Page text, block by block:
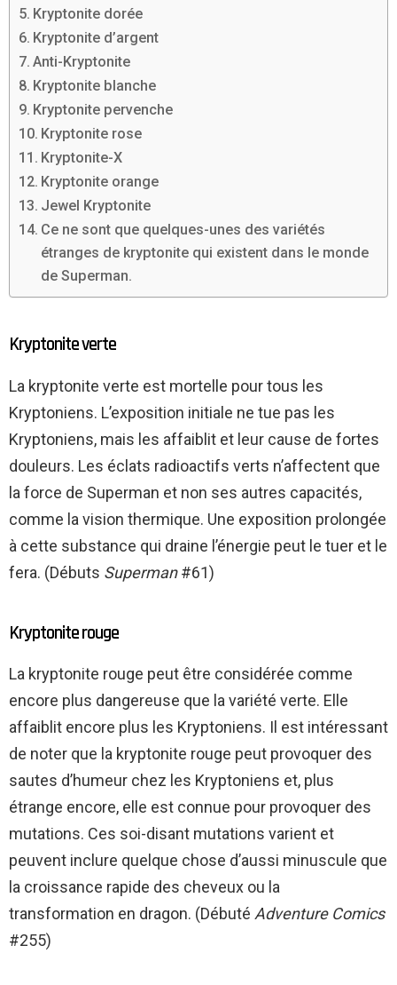
Kryptonite dorée
Kryptonite d’argent
Anti-Kryptonite
Kryptonite blanche
Kryptonite pervenche
Kryptonite rose
Kryptonite-X
Kryptonite orange
Jewel Kryptonite
Ce ne sont que quelques-unes des variétés
étranges de kryptonite qui existent dans le monde
de Superman.
Kryptonite verte
La kryptonite verte est mortelle pour tous les
Kryptoniens. L’exposition initiale ne tue pas les
Kryptoniens, mais les affaiblit et leur cause de fortes
douleurs. Les éclats radioactifs verts n’affectent que
la force de Superman et non ses autres capacités,
comme la vision thermique. Une exposition prolongée
à cette substance qui draine l’énergie peut le tuer et le
fera. (Débuts Superman#61)
Kryptonite rouge
La kryptonite rouge peut être considérée comme
encore plus dangereuse que la variété verte. Elle
affaiblit encore plus les Kryptoniens. Il est intéressant
de noter que la kryptonite rouge peut provoquer des
sautes d’humeur chez les Kryptoniens et, plus
étrange encore, elle est connue pour provoquer des
mutations. Ces soi-disant mutations varient et
peuvent inclure quelque chose d’aussi minuscule que
la croissance rapide des cheveux ou la
transformation en dragon. (Débuté Adventure Comics
#255)